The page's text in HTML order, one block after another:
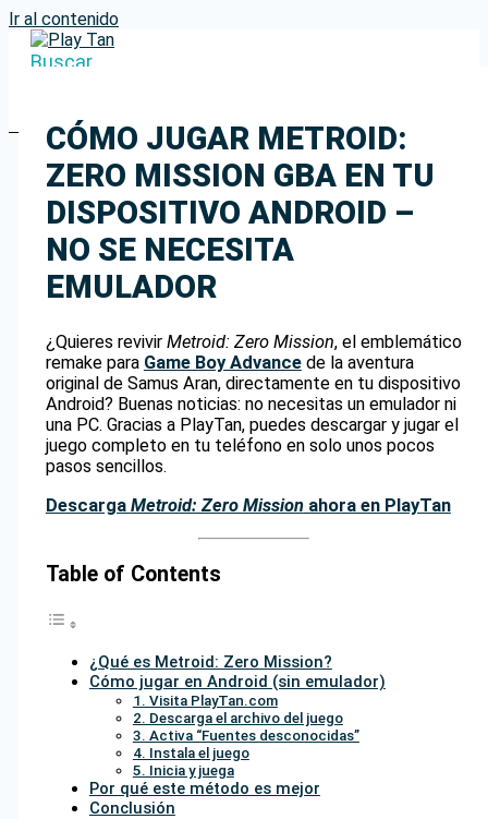
Ir al contenido
Buscar
CÓMO JUGAR METROID:
ZERO MISSION GBA EN TU
DISPOSITIVO ANDROID –
NO SE NECESITA
EMULADOR
¿Quieres revivir Metroid: Zero Mission, el emblemático
remake para Game Boy Advance de la aventura
original de Samus Aran, directamente en tu dispositivo
Android? Buenas noticias: no necesitas un emulador ni
una PC. Gracias a PlayTan, puedes descargar y jugar el
juego completo en tu teléfono en solo unos pocos
pasos sencillos.
Descarga Metroid: Zero Missionahora en PlayTan
Table of Contents
¿Qué es Metroid: Zero Mission?
Cómo jugar en Android (sin emulador)
1. Visita PlayTan.com
2. Descarga el archivo del juego
3. Activa “Fuentes desconocidas”
4. Instala el juego
5. Inicia y juega
Por qué este método es mejor
Conclusión